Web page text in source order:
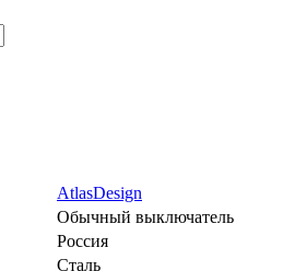
AtlasDesign
Обычный выключатель
Россия
Сталь